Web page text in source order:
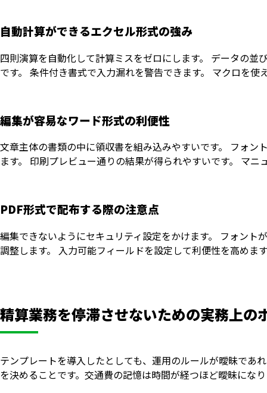
自動計算ができるエクセル形式の強み
四則演算を自動化して計算ミスをゼロにします。 データの
です。 条件付き書式で入力漏れを警告できます。 マクロを使
編集が容易なワード形式の利便性
文章主体の書類の中に領収書を組み込みやすいです。 フォ
ます。 印刷プレビュー通りの結果が得られやすいです。 マ
PDF形式で配布する際の注意点
編集できないようにセキュリティ設定をかけます。 フォン
調整します。 入力可能フィールドを設定して利便性を高めま
精算業務を停滞させないための実務上の
テンプレートを導入したとしても、運用のルールが曖昧であ
を決めることです。交通費の記憶は時間が経つほど曖昧にな